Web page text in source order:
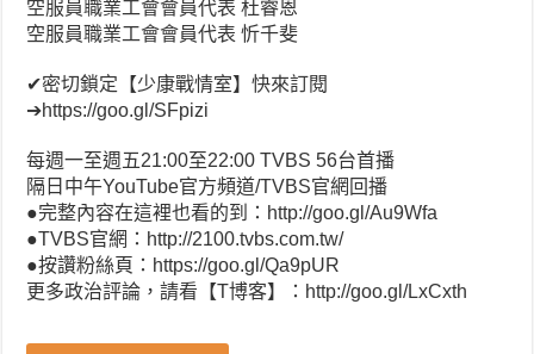
空服員職業工會會員代表 杜睿恩
空服員職業工會會員代表 忻千斐
✔密切鎖定【少康戰情室】快來訂閱
➔https://goo.gl/SFpizi
每週一至週五21:00至22:00 TVBS 56台首播
隔日中午YouTube官方頻道/TVBS官網回播
●完整內容在這裡也看的到：http://goo.gl/Au9Wfa
●TVBS官網：http://2100.tvbs.com.tw/
●按讚粉絲頁：https://goo.gl/Qa9pUR
更多政治評論，請看【T博客】：http://goo.gl/LxCxth